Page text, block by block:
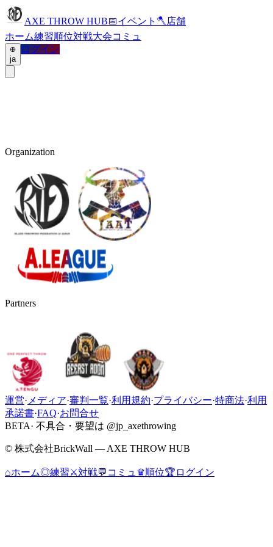
AXE THROW HUB📅イベント 🪓 店舗
ホーム練習順位対戦大会コミュ
ja
ログイン
Organization
Partners
運営· メディア·審判一覧·利用規約·プライバシー·特商法·利用
承諾書·FAQ·お問合せ
BETA· 不具合・要望は @jp_axethrowing
© 株式会社BrickWall — AXE THROW HUB
⌂ホーム◎練習⚔対戦💬 コミュ ♛順位🏆 ログイン